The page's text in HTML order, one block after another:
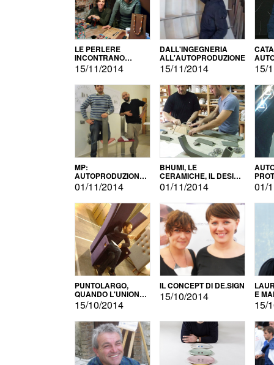
LE PERLERE
INCONTRANO
L'AUTOPRODUZIONE
15/11/2014
DALL'INGEGNERIA
ALL'AUTOPRODUZIONE
15/11/2014 15/
MP:
AUTOPRODUZIONE
E INNOVAZIONE
01/11/2014
BHUMI, LE
CERAMICHE, IL DESIGN
E L'AUTOPRODUZIONE
01/11/2014 01/
PUNTOLARGO,
QUANDO L'UNIONE
FA LA FORZA E
VINCE
15/10/2014
IL CONCEPT DI DE.SIGN
15/10/2014 E
15/